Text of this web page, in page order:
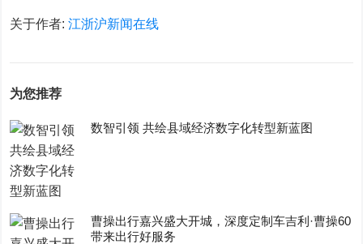
关于作者:江浙沪新闻在线
为您推荐
数智引领 共绘县域经济数字化转型新蓝图
曹操出行嘉兴盛大开城，深度定制车吉利·曹操60
带来出行好服务